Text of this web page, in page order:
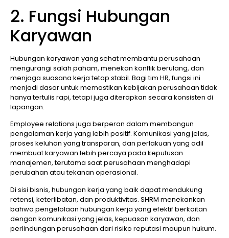
2. Fungsi Hubungan
Karyawan
Hubungan karyawan yang sehat membantu perusahaan
mengurangi salah paham, menekan konflik berulang, dan
menjaga suasana kerja tetap stabil. Bagi tim HR, fungsi ini
menjadi dasar untuk memastikan kebijakan perusahaan tidak
hanya tertulis rapi, tetapi juga diterapkan secara konsisten di
lapangan.
Employee relations juga berperan dalam membangun
pengalaman kerja yang lebih positif. Komunikasi yang jelas,
proses keluhan yang transparan, dan perlakuan yang adil
membuat karyawan lebih percaya pada keputusan
manajemen, terutama saat perusahaan menghadapi
perubahan atau tekanan operasional.
Di sisi bisnis, hubungan kerja yang baik dapat mendukung
retensi, keterlibatan, dan produktivitas. SHRM menekankan
bahwa pengelolaan hubungan kerja yang efektif berkaitan
dengan komunikasi yang jelas, kepuasan karyawan, dan
perlindungan perusahaan dari risiko reputasi maupun hukum.